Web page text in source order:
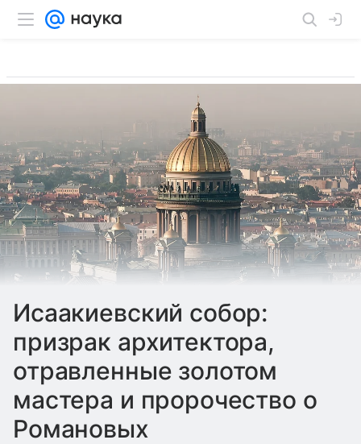
Исаакиевский собор:
призрак архитектора,
отравленные золотом
мастера и пророчество о
Романовых